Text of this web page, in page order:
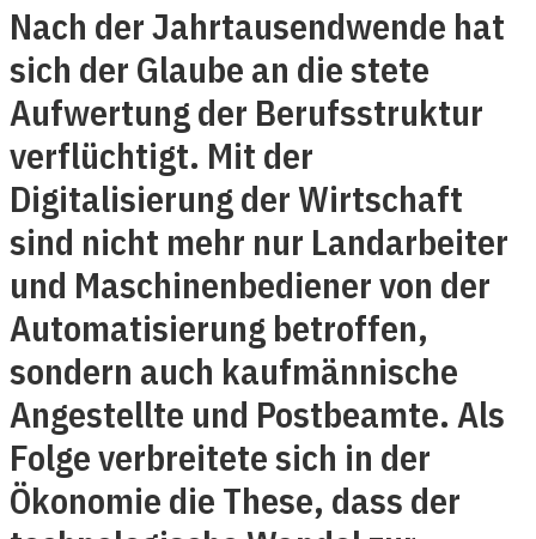
Nach der Jahrtausendwende hat
sich der Glaube an die stete
Aufwertung der Berufsstruktur
verflüchtigt. Mit der
Digitalisierung der Wirtschaft
sind nicht mehr nur Landarbeiter
und Maschinenbediener von der
Automatisierung betroffen,
sondern auch kaufmännische
Angestellte und Postbeamte. Als
Folge verbreitete sich in der
Ökonomie die These, dass der